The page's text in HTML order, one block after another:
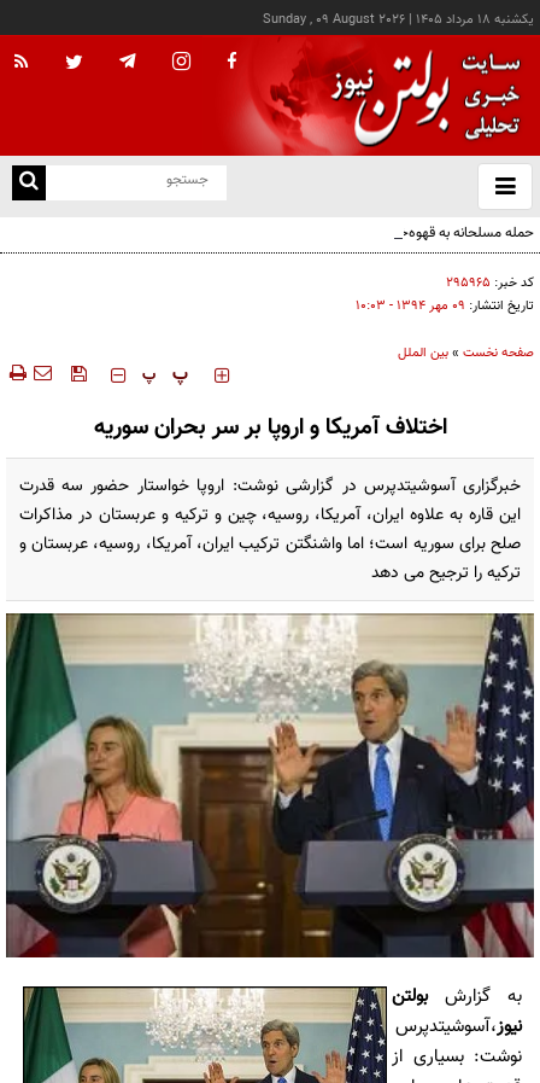
يکشنبه ۱۸ مرداد ۱۴۰۵ |
Sunday , 09 August 2026
باز
و
حمله مسلحانه به قهوه‌خانه‌ای در زاهدان؛ ۲ نفر جان باختند
کد خبر: ۲۹۵۹۶۵
تاریخ انتشار: ۰۹ مهر ۱۳۹۴ - ۱۰:۰۳
صفحه نخست »بین الملل
‍‍‍ پ پ
اختلاف آمریکا و اروپا بر سر بحران سوریه
خبرگزاری آسوشیتدپرس در گزارشی نوشت: اروپا خواستار حضور سه قدرت
این قاره به علاوه ایران، آمریکا، روسیه، چین و ترکیه و عربستان در مذاکرات
صلح برای سوریه است؛ اما واشنگتن ترکیب ایران، آمریکا، روسیه، عربستان و
ترکیه را ترجیح می دهد
به گزارشبولتن
نیوز،آسوشیتدپرس
نوشت: بسیاری از